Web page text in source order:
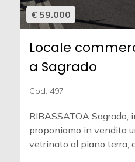
€ 59.000
Locale
a Sagrado
Cod. 497
RIBASSATOA Sagrado,
proponiamo in vendita
vetrinato al piano terra,